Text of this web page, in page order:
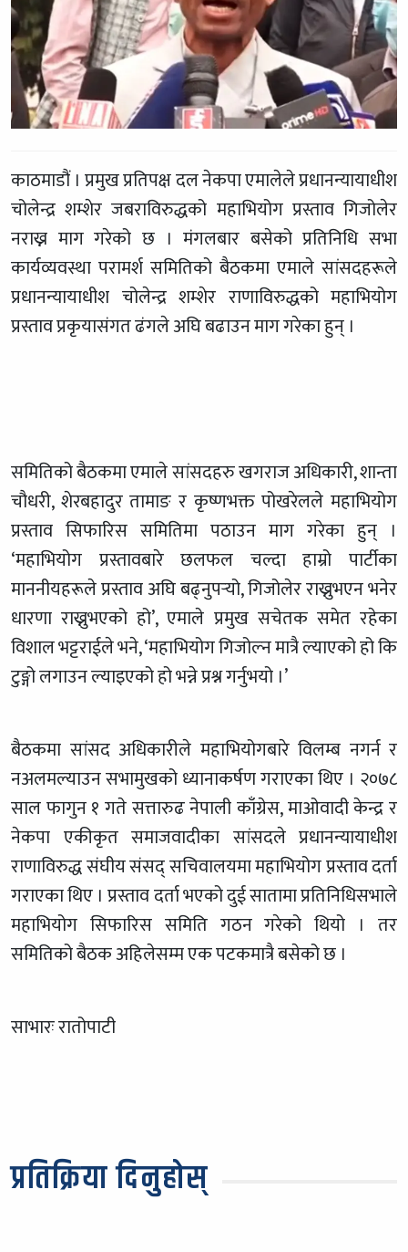
काठमाडौं । प्रमुख प्रतिपक्ष दल नेकपा एमालेले प्रधानन्यायाधीश
चोलेन्द्र शम्शेर जबराविरुद्धको महाभियोग प्रस्ताव गिजोलेर
नराख्न माग गरेको छ । मंगलबार बसेको प्रतिनिधि सभा
कार्यव्यवस्था परामर्श समितिको बैठकमा एमाले सांसदहरूले
प्रधानन्यायाधीश चोलेन्द्र शम्शेर राणाविरुद्धको महाभियोग
प्रस्ताव प्रकृयासंगत ढंगले अघि बढाउन माग गरेका हुन् ।
समितिको बैठकमा एमाले सांसदहरु खगराज अधिकारी, शान्ता
चौधरी, शेरबहादुर तामाङ र कृष्णभक्त पोखरेलले महाभियोग
प्रस्ताव सिफारिस समितिमा पठाउन माग गरेका हुन् ।
‘महाभियोग प्रस्तावबारे छलफल चल्दा हाम्रो पार्टीका
माननीयहरूले प्रस्ताव अघि बढ्नुपर्‍यो, गिजोलेर राख्नुभएन भनेर
धारणा राख्नुभएको हो’, एमाले प्रमुख सचेतक समेत रहेका
विशाल भट्टराईले भने, ‘महाभियोग गिजोल्न मात्रै ल्याएको हो कि
टुङ्गो लगाउन ल्याइएको हो भन्ने प्रश्न गर्नुभयो ।’
बैठकमा सांसद अधिकारीले महाभियोगबारे विलम्ब नगर्न र
नअलमल्याउन सभामुखको ध्यानाकर्षण गराएका थिए । २०७८
साल फागुन १ गते सत्तारुढ नेपाली काँग्रेस, माओवादी केन्द्र र
नेकपा एकीकृत समाजवादीका सांसदले प्रधानन्यायाधीश
राणाविरुद्ध संघीय संसद् सचिवालयमा महाभियोग प्रस्ताव दर्ता
गराएका थिए । प्रस्ताव दर्ता भएको दुई सातामा प्रतिनिधिसभाले
महाभियोग सिफारिस समिति गठन गरेको थियो । तर
समितिको बैठक अहिलेसम्म एक पटकमात्रै बसेको छ ।
साभारः रातोपाटी
प्रतिक्रिया दिनुहोस्